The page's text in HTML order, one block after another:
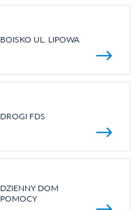
BOISKO UL. LIPOWA
DROGI FDS
DZIENNY DOM
POMOCY